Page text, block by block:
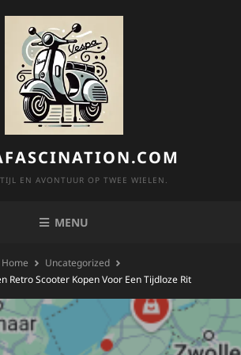
EN AVONTUUR OP TWEE WIELEN.
MENU
Home
Uncategorized
Retro Scooter Kopen Voor Een Tijdloze Rit